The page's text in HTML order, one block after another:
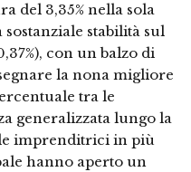
del 3,35% nella sola
stabilità sul
con un balzo di
la nona migliore
tra le
generalizzata lungo la
imprenditrici in più
hanno aperto un